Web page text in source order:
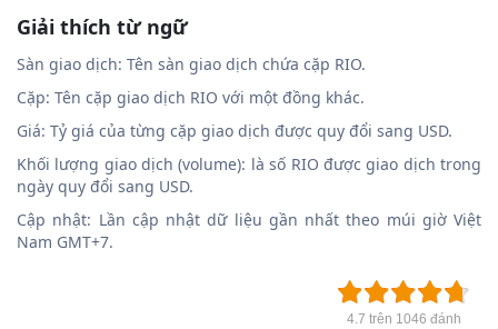
Giải thích từ ngữ
Sàn giao dịch: Tên sàn giao dịch chứa cặp RIO.
Cặp: Tên cặp giao dịch RIO với một đồng khác.
Giá: Tỷ giá của từng cặp giao dịch được quy đổi sang USD.
Khối lượng giao dịch (volume): là số RIO được giao dịch trong
ngày quy đổi sang USD.
Cập nhật: Lần cập nhật dữ liệu gần nhất theo múi giờ Việt
Nam GMT+7.
4.7 trên 1046 đánh